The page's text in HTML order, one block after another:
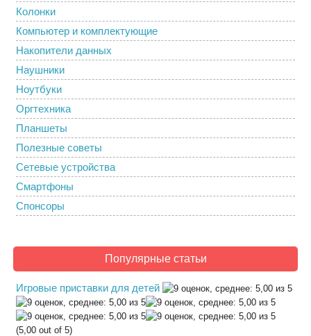
Колонки
Компьютер и комплектующие
Накопители данных
Наушники
Ноутбуки
Оргтехника
Планшеты
Полезные советы
Сетевые устройства
Смартфоны
Спонсоры
Популярные статьи
Игровые приставки для детей
(5,00 out of 5)